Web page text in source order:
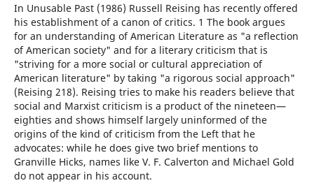
In Unusable Past (1986) Russell Reising has recently offered
his establishment of a canon of critics. 1 The book argues
for an understanding of American Literature as "a reflection
of American society" and for a literary criticism that is
"striving for a more social or cultural appreciation of
American literature" by taking "a rigorous social approach"
(Reising 218). Reising tries to make his readers believe that
social and Marxist criticism is a product of the nineteen—
eighties and shows himself largely uninformed of the
origins of the kind of criticism from the Left that he
advocates: while he does give two brief mentions to
Granville Hicks, names like V. F. Calverton and Michael Gold
do not appear in his account.